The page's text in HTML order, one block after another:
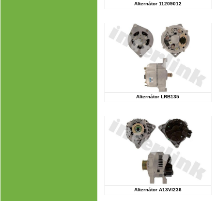
Alternátor 11209012
Alternátor LRB135
Alternátor A13VI236